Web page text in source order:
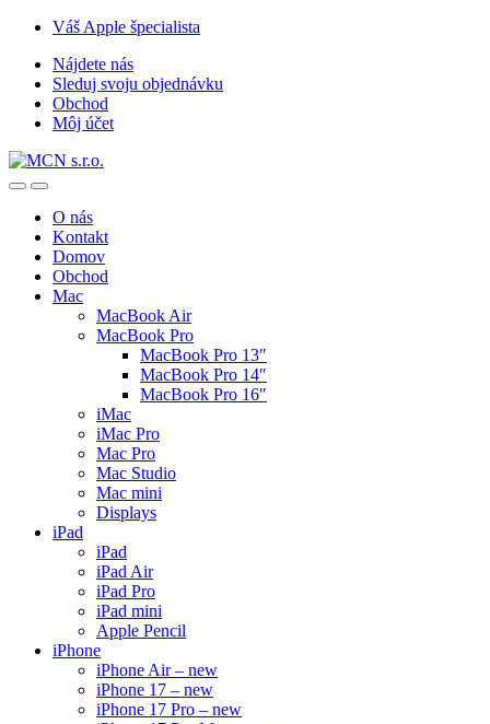
Skip
navigation
Skip
content
Váš Apple špecialista
Nájdete nás
Sleduj svoju objednávku
Obchod
Môj účet
O nás
Kontakt
Domov
Obchod
Mac
MacBook Air
MacBook Pro
MacBook Pro 13″
MacBook Pro 14″
MacBook Pro 16″
iMac
iMac Pro
Mac Pro
Mac Studio
Mac mini
Displays
iPad
iPad
iPad Air
iPad Pro
iPad mini
Apple Pencil
iPhone
iPhone Air – new
iPhone 17 – new
iPhone 17 Pro – new